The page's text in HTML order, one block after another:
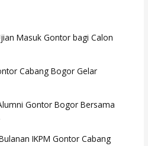
Masuk Gontor bagi Calon
Cabang Bogor Gelar
Gontor Bogor Bersama
IKPM Gontor Cabang